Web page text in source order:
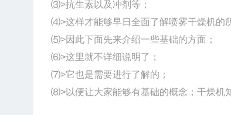
⑶>抗生素以及冲剂等；
⑷>这样才能够早日全面了解喷雾干燥机的
⑸>因此下面先来介绍一些基础的方面；
⑹>这里就不详细说明了；
⑺>它也是需要进行了解的；
⑻>以便让大家能够有基础的概念；干燥机